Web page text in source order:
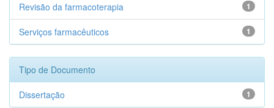
1
Revisão da farmacoterapia
1
Serviços farmacêuticos
Tipo de Documento
1
Dissertação